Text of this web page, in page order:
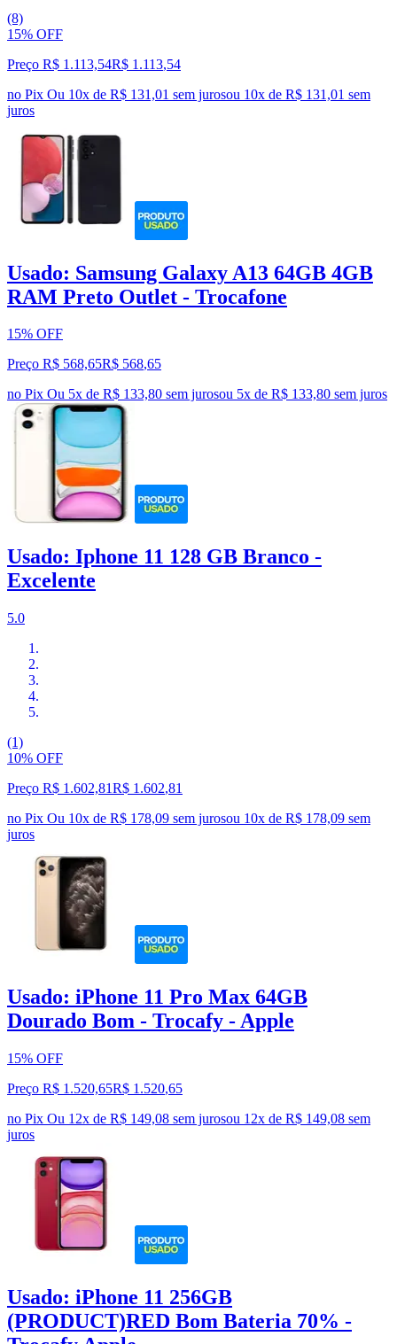
(8)
15% OFF
Preço R$ 1.113,54R$ 1.113,54
no Pix Ou 10x de R$ 131,01 sem jurosou 10x de R$ 131,01 sem
juros
Usado: Samsung Galaxy A13 64GB 4GB
RAM Preto Outlet - Trocafone
15% OFF
Preço R$ 568,65R$ 568,65
no Pix Ou 5x de R$ 133,80 sem jurosou 5x de R$ 133,80 sem juros
Usado: Iphone 11 128 GB Branco -
Excelente
5.0
(1)
10% OFF
Preço R$ 1.602,81R$ 1.602,81
no Pix Ou 10x de R$ 178,09 sem jurosou 10x de R$ 178,09 sem
juros
Usado: iPhone 11 Pro Max 64GB
Dourado Bom - Trocafy - Apple
15% OFF
Preço R$ 1.520,65R$ 1.520,65
no Pix Ou 12x de R$ 149,08 sem jurosou 12x de R$ 149,08 sem
juros
Usado: iPhone 11 256GB
(PRODUCT)RED Bom Bateria 70% -